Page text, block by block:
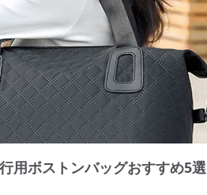
用ボストンバッグおすすめ5選